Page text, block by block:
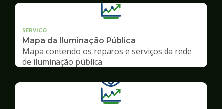
SERVICO
Mapa da Iluminação Pública
Mapa contendo os reparos e serviços da rede
de iluminação pública.